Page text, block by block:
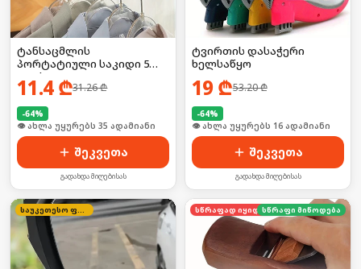
ტანსაცმლის
პორტატიული საკიდი 5
კაუჭით
11.4₾31.26₾
-64%
👁 ახლა უყურებს 35 ადამიანი
შეკვეთა
გადახდა მიღებისას
ტვირთის დასაჭერი
ხელსაწყო
19 ₾53.20₾
-64%
🛒 ბოლო 24სთ-ში იყიდა 21-მა
შეკვეთა
გადახდა მიღებისას
საუკეთესო ფასი სწრაფად იყიდება
სწრაფი მიწოდება